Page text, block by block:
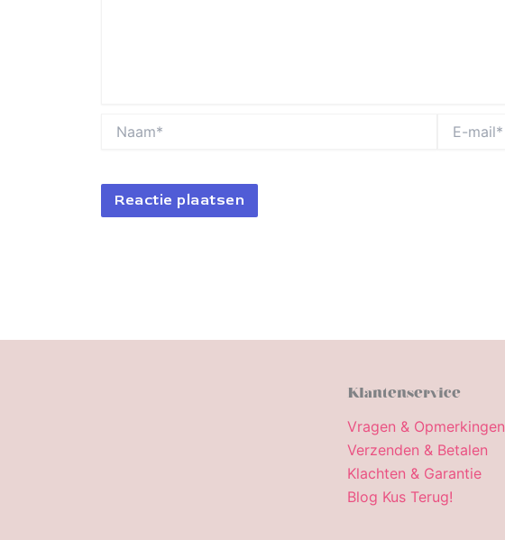
mail*
Klantenservice
Vragen & Opmerkingen
Verzenden & Betalen
Klachten & Garantie
Blog Kus Terug!